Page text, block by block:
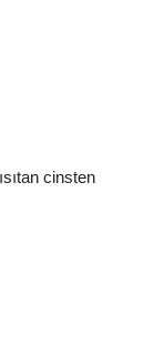
cinsten